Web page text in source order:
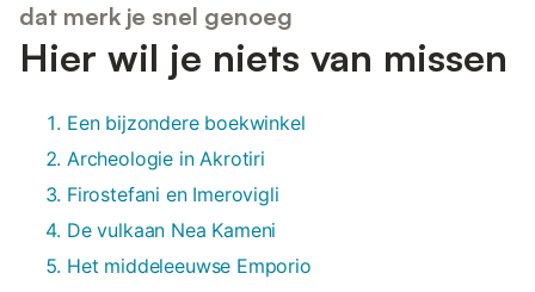
dat merk je snel genoeg
Hier wil je niets van missen
Een bijzondere boekwinkel
Archeologie in Akrotiri
Firostefani en Imerovigli
De vulkaan Nea Kameni
Het middeleeuwse Emporio